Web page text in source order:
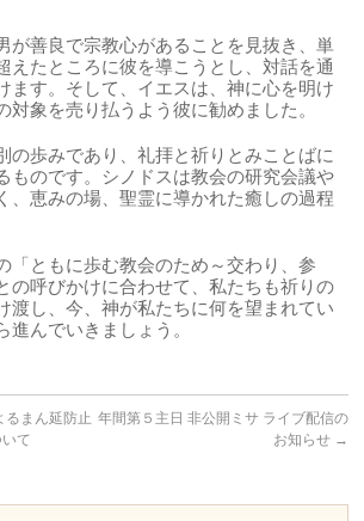
が善良で宗教心があることを見抜き、単
えたところに彼を導こうとし、対話を通
ます。そして、イエスは、神に心を明け
対象を売り払うよう彼に勧めました。
の歩みであり、礼拝と祈りとみことばに
ものです。シノドスは教会の研究会議や
、恵みの場、聖霊に導かれた癒しの過程
「ともに歩む教会のため～交わり、参
の呼びかけに合わせて、私たちも祈りの
渡し、今、神が私たちに何を望まれてい
んでいきましょう。
るまん延防止
て
年間第５主日 非公開ミサ ライブ配信の
お知らせ →